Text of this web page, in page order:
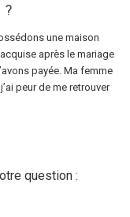
?
une maison
après le mariage
payée. Ma femme
peur de me retrouver
question :